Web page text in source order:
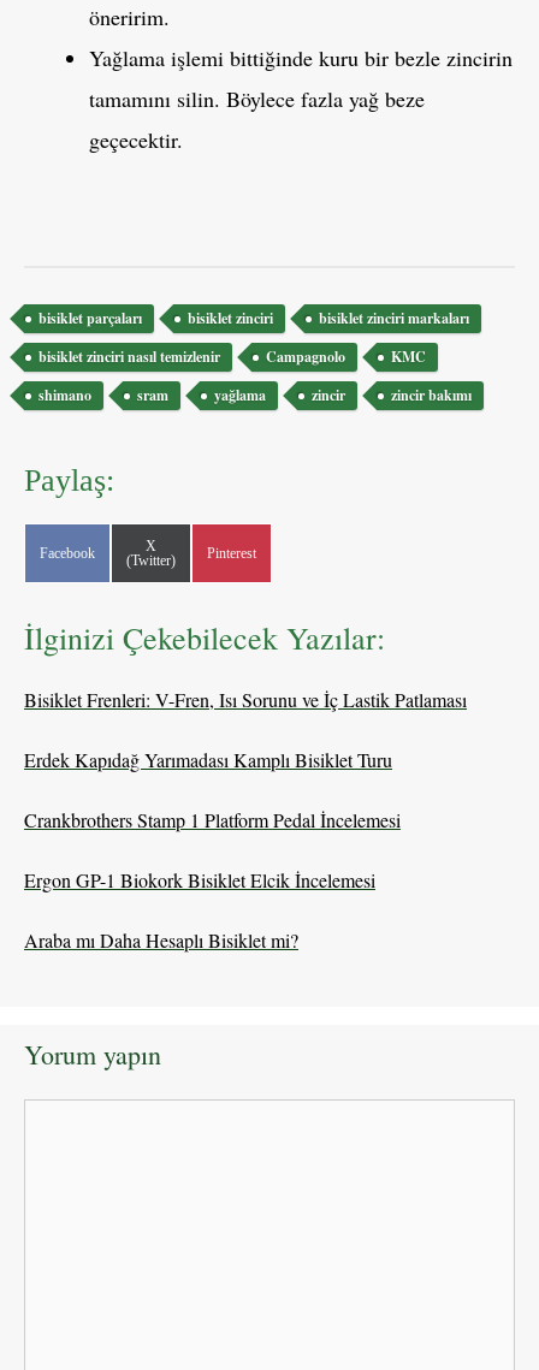
öneririm.
Yağlama işlemi bittiğinde kuru bir bezle zincirin
tamamını silin. Böylece fazla yağ beze
geçecektir.
Etiketler
bisiklet parçaları bisiklet zinciri
bisiklet zinciri markaları
bisiklet zinciri nasıl temizlenir
Campagnolo
KMC
shimano
sram yağlama zincir zincir bakımı
Paylaş:
Share
Facebook
Share
on
X
(Twitter)
Share
Pinterest
İlginizi Çekebilecek Yazılar:
Bisiklet Frenleri: V-Fren, Isı Sorunu ve İç Lastik Patlaması
Erdek Kapıdağ Yarımadası Kamplı Bisiklet Turu
Crankbrothers Stamp 1 Platform Pedal İncelemesi
Ergon GP-1 Biokork Bisiklet Elcik İncelemesi
Araba mı Daha Hesaplı Bisiklet mi?
Yorum yapın